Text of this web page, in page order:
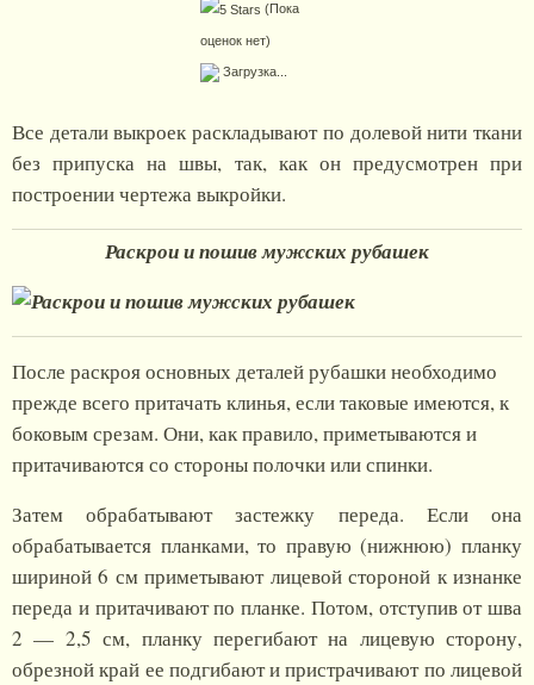
(Пока
оценок нет)
Загрузка...
Все детали выкроек раскладывают по долевой нити ткани
без припуска на швы, так, как он предусмотрен при
построении чертежа выкройки.
Раскрои и пошив мужских рубашек
После раскроя основных деталей рубашки необходимо
прежде всего притачать клинья, если таковые имеются, к
боковым срезам. Они, как правило, приметываются и
притачиваются со стороны полочки или спинки.
Затем обрабатывают застежку переда. Если она
обрабатывается планками, то правую (нижнюю) планку
шириной 6 см приметывают лицевой стороной к изнанке
переда и притачивают по планке. Потом, отступив от шва
2 — 2,5 см, планку перегибают на лицевую сторону,
обрезной край ее подгибают и пристрачивают по лицевой